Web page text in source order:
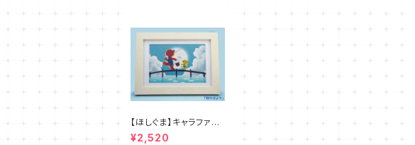
【ほしぐま】キャラファイ
ンミニ４種
¥2,520